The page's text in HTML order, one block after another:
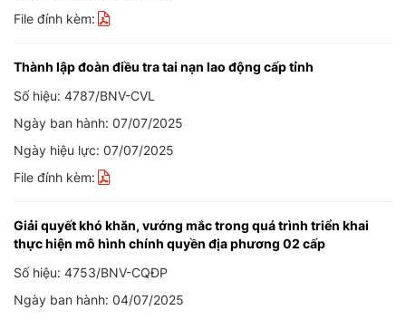
File đính kèm:
Thành lập đoàn điều tra tai nạn lao động cấp tỉnh
Số hiệu: 4787/BNV-CVL
Ngày ban hành: 07/07/2025
Ngày hiệu lực: 07/07/2025
File đính kèm:
Giải quyết khó khăn, vướng mắc trong quá trình triển khai
thực hiện mô hình chính quyền địa phương 02 cấp
Số hiệu: 4753/BNV-CQĐP
Ngày ban hành: 04/07/2025